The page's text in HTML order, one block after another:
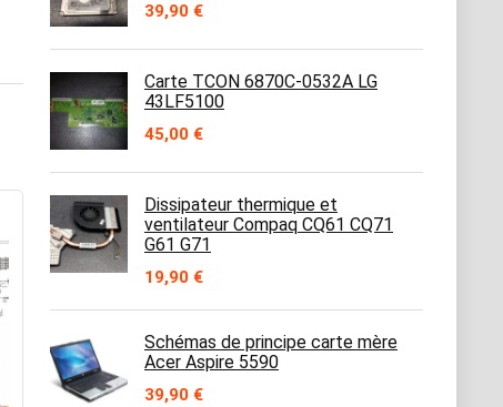
39,90 €
Carte TCON 6870C-0532A LG
43LF5100
45,00 €
Dissipateur thermique et
ventilateur Compaq CQ61 CQ71
G61 G71
19,90 €
Schémas de principe carte mère
Acer Aspire 5590
39,90 €